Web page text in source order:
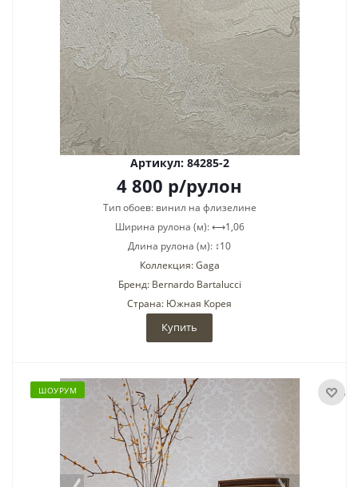
Артикул: 84285-2
4 800 р/рулон
Тип обоев: винил на флизелине
Ширина рулона (м): ⟷1,06
Длина рулона (м): ↕10
Коллекция: Gaga
Бренд: Bernardo Bartalucci
Страна: Южная Корея
Купить
ШОУРУМ